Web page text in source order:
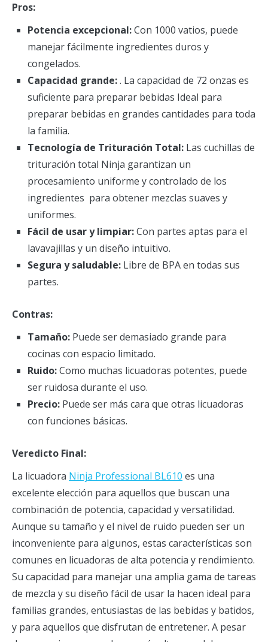
Pros:
Potencia excepcional:Con 1000 vatios, puede
manejar fácilmente ingredientes duros y
congelados.
Capacidad grande:. La capacidad de 72 onzas es
suficiente para preparar bebidas Ideal para
preparar bebidas en grandes cantidades para toda
la familia.
Tecnología de Trituración Total:Las cuchillas de
trituración total Ninja garantizan un
procesamiento uniforme y controlado de los
ingredientes para obtener mezclas suaves y
uniformes.
Fácil de usar y limpiar:Con partes aptas para el
lavavajillas y un diseño intuitivo.
Segura y saludable:Libre de BPA en todas sus
partes.
Contras:
Tamaño:Puede ser demasiado grande para
cocinas con espacio limitado.
Ruido:Como muchas licuadoras potentes, puede
ser ruidosa durante el uso.
Precio: Puede ser más cara que otras licuadoras
con funciones básicas.
Veredicto Final:
La licuadora Ninja Professional BL610 es una
excelente elección para aquellos que buscan una
combinación de potencia, capacidad y versatilidad.
Aunque su tamaño y el nivel de ruido pueden ser un
inconveniente para algunos, estas características son
comunes en licuadoras de alta potencia y rendimiento.
Su capacidad para manejar una amplia gama de tareas
de mezcla y su diseño fácil de usar la hacen ideal para
familias grandes, entusiastas de las bebidas y batidos,
y para aquellos que disfrutan de entretener. A pesar